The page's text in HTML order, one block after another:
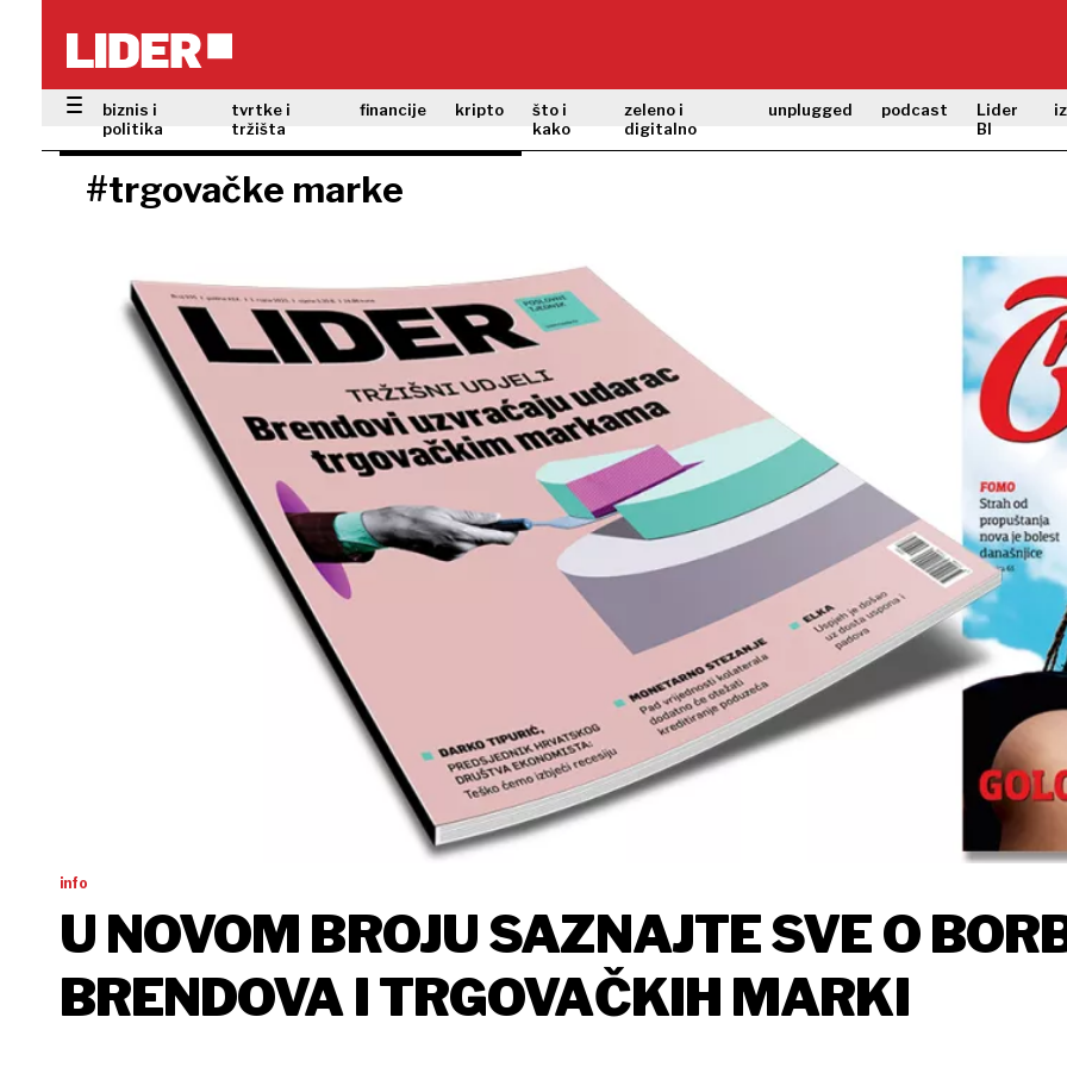
biznis i
politika
tvrtke i
tržišta
financije kripto
što i
kako
zeleno i
digitalno
unplugged podcast
Lider
BI
#trgovačke marke
info
U NOVOM BROJU SAZNAJTE SVE O
BRENDOVA I TRGOVAČKIH MARKI